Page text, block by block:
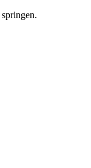
springen.